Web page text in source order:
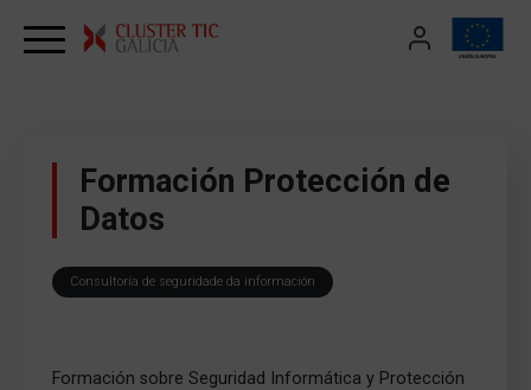
Formación Protección de
Datos
Consultoría de seguridade da información
Formación sobre Seguridad Informática y Protección